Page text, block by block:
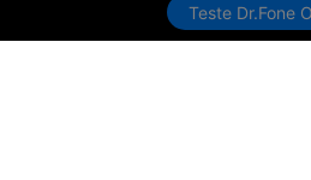
Teste Dr.Fone